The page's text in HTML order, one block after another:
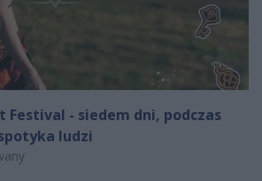
Festival - siedem dni, podczas
ludzi